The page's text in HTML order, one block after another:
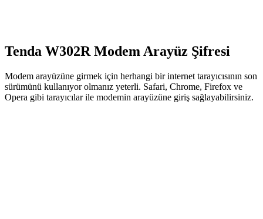
Tenda W302R Modem Arayüz Şifresi
Modem arayüzüne girmek için herhangi bir internet tarayıcısının son
sürümünü kullanıyor olmanız yeterli. Safari, Chrome, Firefox ve
Opera gibi tarayıcılar ile modemin arayüzüne giriş sağlayabilirsiniz.